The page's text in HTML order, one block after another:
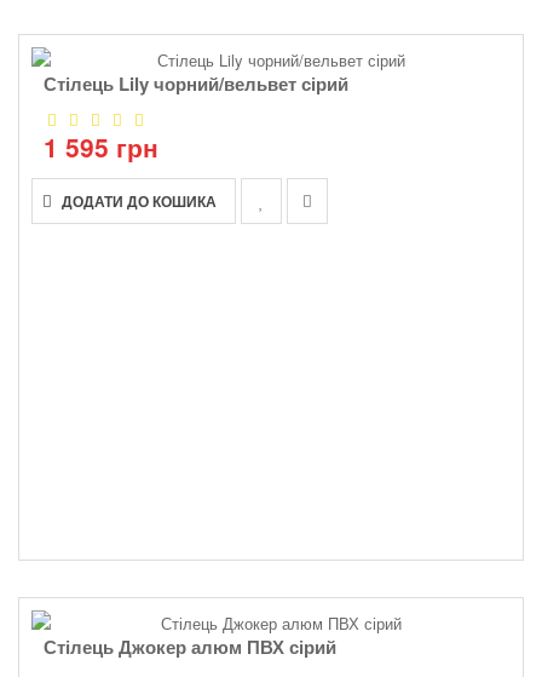
Стілець Lily чорний/вельвет сірий
1 595 грн
ДОДАТИ ДО КОШИКА
Стілець Джокер алюм ПВХ сірий